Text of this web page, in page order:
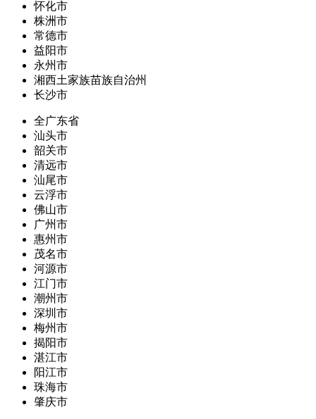
怀化市
株洲市
常德市
益阳市
永州市
湘西土家族苗族自治州
长沙市
全广东省
汕头市
韶关市
清远市
汕尾市
云浮市
佛山市
广州市
惠州市
茂名市
河源市
江门市
潮州市
深圳市
梅州市
揭阳市
湛江市
阳江市
珠海市
肇庆市